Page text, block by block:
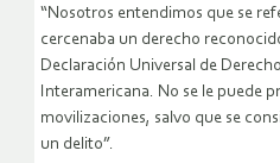
“Nosotros entendimos que se
cercenaba un derecho
Declaración Universal de
Interamericana. No se le puede
movilizaciones, salvo que se
un delito”.